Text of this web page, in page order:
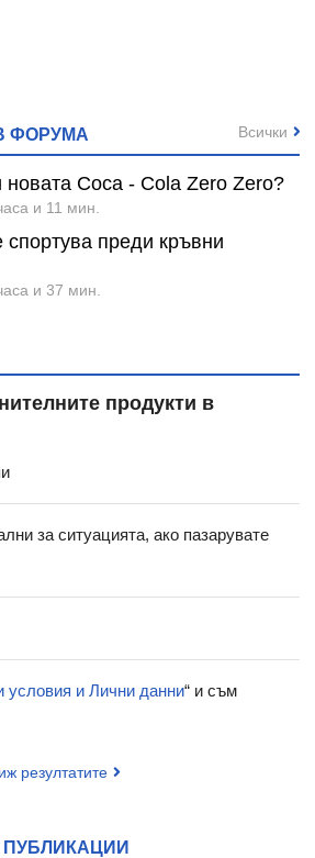
ФОРУМА
Coca - Cola Zero Zero?
и 11 мин.
преди кръвни
и 37 мин.
Всички
продукти в
за ситуацията, ако пазарувате
и Лични данни“ и съм
резултатите